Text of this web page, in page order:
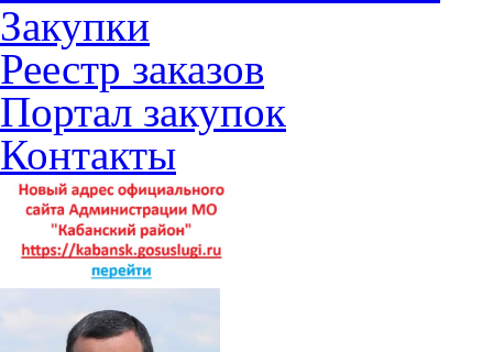
Закупки
Реестр заказов
Портал закупок
Контакты